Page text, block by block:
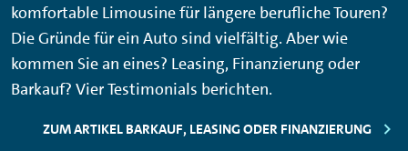
komfortable Limousine für längere berufliche Touren?
Die Gründe für ein Auto sind vielfältig. Aber wie
kommen Sie an eines? Leasing, Finanzierung oder
Barkauf? VierTestimonials berichten.
ZUM ARTIKEL BARKAUF, LEASING ODER FINANZIERUNG